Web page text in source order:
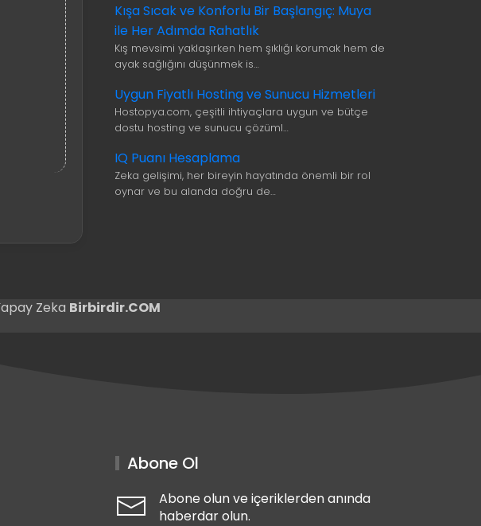
Kışa Sıcak ve Konforlu Bir Başlangıç: Muya
ile Her Adımda Rahatlık
Kış mevsimi yaklaşırken hem şıklığı korumak hem de
ayak sağlığını düşünmek is…
Uygun Fiyatlı Hosting ve Sunucu Hizmetleri
Hostopya.com, çeşitli ihtiyaçlara uygun ve bütçe
dostu hosting ve sunucu çözüml…
IQ Puanı Hesaplama
Zeka gelişimi, her bireyin hayatında önemli bir rol
oynar ve bu alanda doğru de…
Zeka Birbirdir.COM
Abone Ol
Abone olun ve içeriklerden anında
haberdar olun.